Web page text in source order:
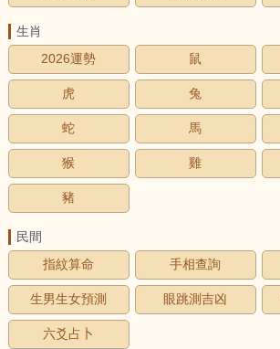
生肖
2026運勢
鼠
虎 兔
蛇 馬
猴 雞
豬
民間
指紋算命
手相查詢
生男生女預測 眼跳測吉凶
六爻占卜